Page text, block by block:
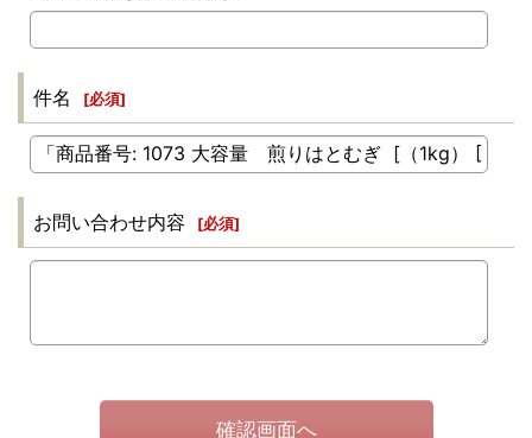
件名 [必須]
お問い合わせ内容 [必須]
確認画面へ